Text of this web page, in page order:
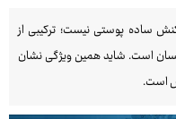
ساده پوستی نیست؛ ترکیبی از
است. شاید همین ویژگی نشان
است.